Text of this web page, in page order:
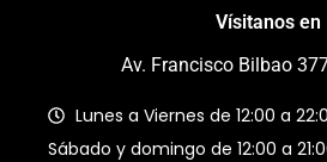
Vísitanos en
Av. Francisco Bilbao
Lunes a Viernes de 12:00 a
Sábado y domingo de 12:00 a